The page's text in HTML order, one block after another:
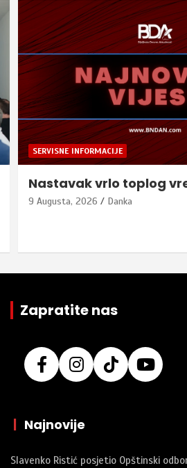
SERVISNE INFORMACIJE
Nastavak vrlo toplog
9 Augusta, 2026 Danka
Zapratite nas
| Najnovije
Slavenko Ristić posjetio Opštinski